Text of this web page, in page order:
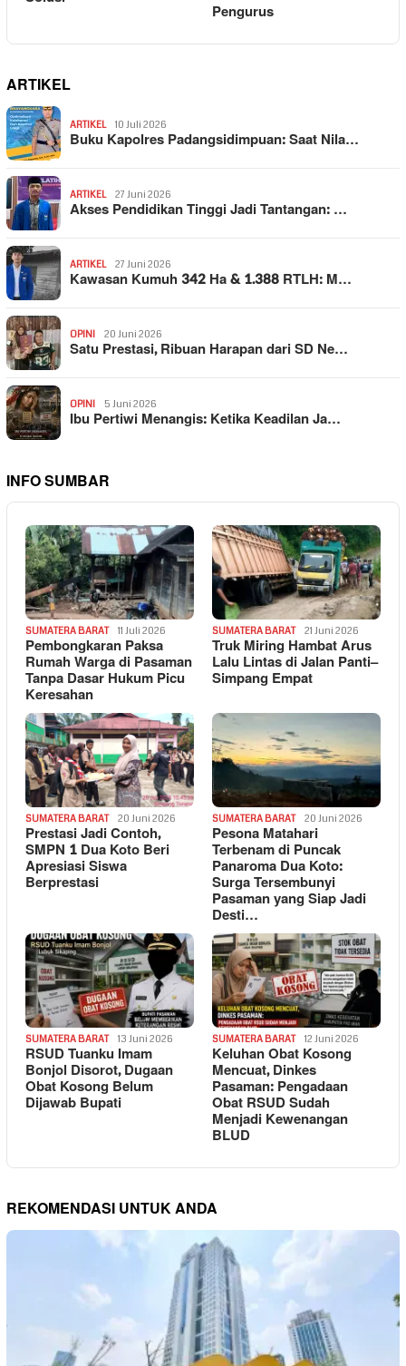
Pengurus
ARTIKEL
ARTIKEL 10 Juli 2026
Buku Kapolres Padangsidimpuan: Saat Nila…
ARTIKEL 27 Juni 2026
Akses Pendidikan Tinggi Jadi Tantangan: …
ARTIKEL 27 Juni 2026
Kawasan Kumuh 342 Ha & 1.388 RTLH: M…
OPINI 20 Juni 2026
Satu Prestasi, Ribuan Harapan dari SD Ne…
OPINI 5 Juni 2026
Ibu Pertiwi Menangis: Ketika Keadilan Ja…
INFO SUMBAR
SUMATERA BARAT 11 Juli 2026
Pembongkaran Paksa
Rumah Warga di Pasaman
Tanpa Dasar Hukum Picu
Keresahan
SUMATERA BARAT 21 Juni 2026
Truk Miring Hambat Arus
Lalu Lintas di Jalan Panti–
Simpang Empat
SUMATERA BARAT 20 Juni 2026
Prestasi Jadi Contoh,
SMPN 1 Dua Koto Beri
Apresiasi Siswa
Berprestasi
SUMATERA BARAT 20 Juni 2026
Pesona Matahari
Terbenam di Puncak
Panaroma Dua Koto:
Surga Tersembunyi
Pasaman yang Siap Jadi
Desti…
SUMATERA BARAT 13 Juni 2026
RSUD Tuanku Imam
Bonjol Disorot, Dugaan
Obat Kosong Belum
Dijawab Bupati
SUMATERA BARAT 12 Juni 2026
Keluhan Obat Kosong
Mencuat, Dinkes
Pasaman: Pengadaan
Obat RSUD Sudah
Menjadi Kewenangan
BLUD
REKOMENDASI UNTUK ANDA